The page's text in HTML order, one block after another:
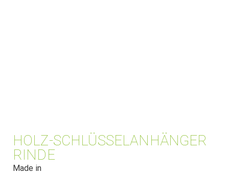
HOLZ-SCHLÜSSELANHÄNGER
RINDE
Made in